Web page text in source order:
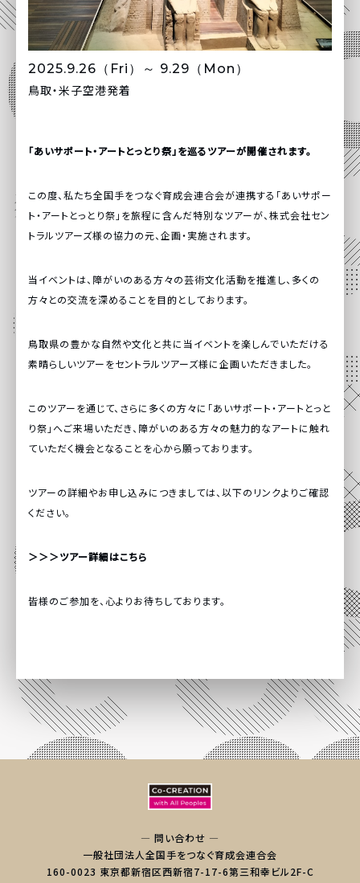
2025.9.26（Fri）～ 9.29（Mon）
鳥取・米子空港発着
「あいサポート・アートとっとり祭」を巡るツアーが開催されます。
この度、私たち全国手をつなぐ育成会連合会が連携する「あいサポー
ト・アートとっとり祭 」を旅程に含んだ特別なツアーが、株式会社セン
トラルツアーズ様の協力の元、企画・実施されます。
当イベントは、障がいのある方々の芸術文化活動を推進し、多くの
方々との交流を深めることを目的としております。
鳥取県の豊かな自然や文化と共に当イベントを楽しんでいただける
素晴らしいツアーをセントラルツアーズ様に企画いただきました。
このツアーを通じて、さらに多くの方々に「あいサポート・アートとっと
り祭」へご来場いただき、障がいのある方々の魅力的なアートに触れ
ていただく機会となることを心から願っております。
ツアーの詳細やお申し込みにつきましては、以下のリンクよりご確認
ください。
＞＞＞ツアー詳細はこちら
皆様のご参加を、心よりお待ちしております。
— 問い合わせ —
一般社団法人全国手をつなぐ育成会連合会
160-0023 東京都新宿区西新宿7-17-6第三和幸ビル2F-C